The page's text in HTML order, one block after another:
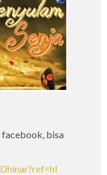
facebook, bisa